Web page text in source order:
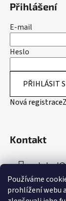
Používáme
prohlížení webu
Přihlášení
E-mail
Heslo
PŘIHLÁSIT
Nová registrace
Kontakt
obchod@
+420 799